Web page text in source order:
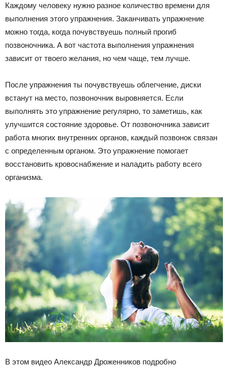
Каждому человеку нужно разное количество времени для
выполнения этого упражнения. Заканчивать упражнение
можно тогда, когда почувствуешь полный прогиб
позвоночника. А вот частота выполнения упражнения
зависит от твоего желания, но чем чаще, тем лучше.
После упражнения ты почувствуешь облегчение, диски
встанут на место, позвоночник выровняется. Если
выполнять это упражнение регулярно, то заметишь, как
улучшится состояние здоровье. От позвоночника зависит
работа многих внутренних органов, каждый позвонок связан
с определенным органом. Это упражнение помогает
восстановить кровоснабжение и наладить работу всего
организма.
В этом видео Александр Дроженников подробно